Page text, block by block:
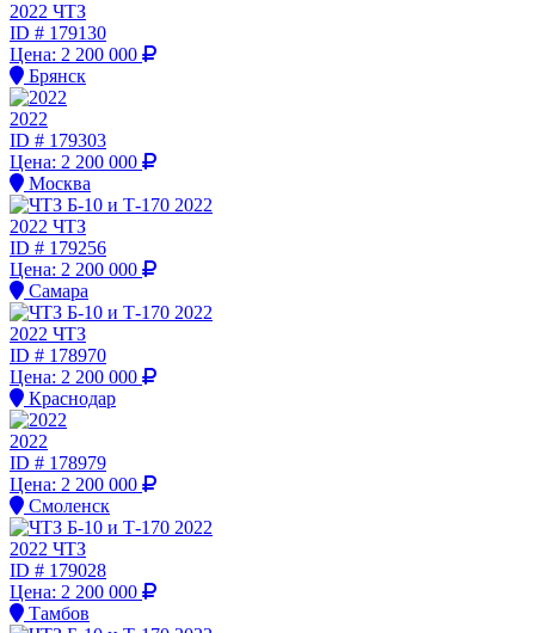
2022 ЧТЗ
ID # 179130
Цена: 2 200 000
Брянск
2022
ID # 179303
Цена: 2 200 000
Москва
2022 ЧТЗ
ID # 179256
Цена: 2 200 000
Самара
2022 ЧТЗ
ID # 178970
Цена: 2 200 000
Краснодар
2022
ID # 178979
Цена: 2 200 000
Смоленск
2022 ЧТЗ
ID # 179028
Цена: 2 200 000
Тамбов